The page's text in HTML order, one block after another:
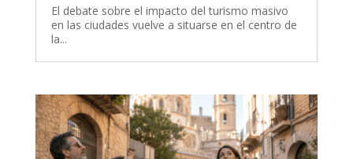
El debate sobre el impacto del turismo masivo
en las ciudades vuelve a situarse en el centro de
la...